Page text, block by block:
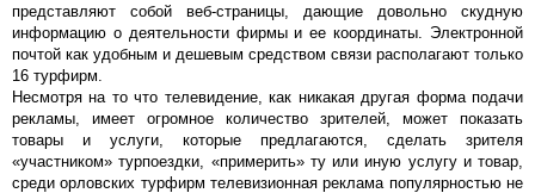
представляют собой веб-страницы, дающие довольно скудную
информацию о деятельности фирмы и ее координаты. Электронной
почтой как удобным и дешевым средством связи располагают только
16 турфирм.
Несмотря на то что телевидение, как никакая другая форма подачи
рекламы, имеет огромное количество зрителей, может показать
товары и услуги, которые предлагаются, сделать зрителя
«участником» турпоездки, «примерить» ту или иную услугу и товар,
среди орловских турфирм телевизионная реклама популярностью не